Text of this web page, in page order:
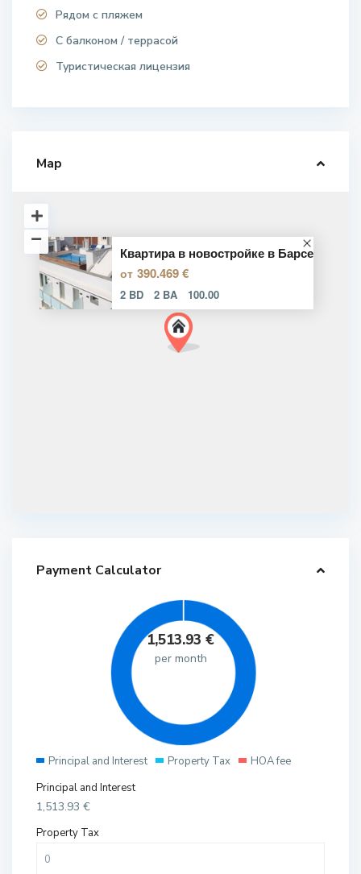
Рядом с пляжем
С балконом / террасой
Туристическая лицензия
Map
Квартира в новостройке в Барсе
от 390.469 €
2 BD 2 BA 100.00
Payment Calculator
1,513.93 €
per month
Principal and Interest Property Tax
HOA fee
Principal and Interest
1,513.93 €
Property Tax